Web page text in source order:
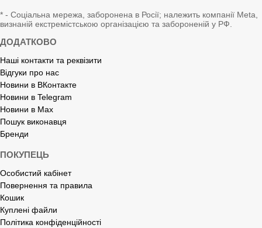
* - Соціальна мережа, заборонена в Росії; належить компанії Meta,
визнаній екстремістською організацією та забороненій у РФ.
ДОДАТКОВО
Наші контакти та реквізити
Відгуки про нас
Новини в ВКонтакте
Новини в Telegram
Новини в Max
Пошук виконавця
Бренди
ПОКУПЕЦЬ
Особистий кабінет
Повернення та правила
Кошик
Куплені файли
Політика конфіденційності